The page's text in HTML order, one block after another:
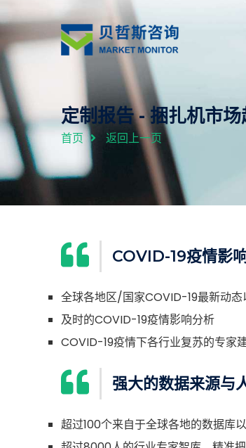
定制报告 - 捆扎机市
首页 返回上一页
COVID-19疫情影
全球各地区/国家COVID-19最新动态
及时的COVID-19疫情影响分析
COVID-19疫情下各行业复苏的专家
强大的数据来源与
超过100个来自于全球各地的数据库